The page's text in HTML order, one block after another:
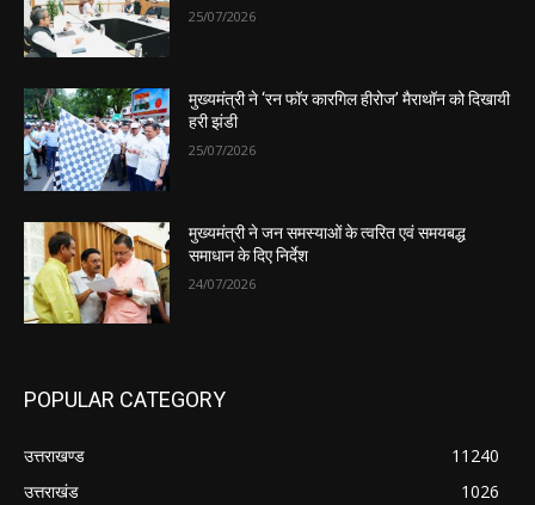
25/07/2026
मुख्यमंत्री ने ‘रन फॉर कारगिल हीरोज’ मैराथॉन को दिखायी
हरी झंडी
25/07/2026
मुख्यमंत्री ने जन समस्याओं के त्वरित एवं समयबद्ध
समाधान के दिए निर्देश
24/07/2026
POPULAR CATEGORY
उत्तराखण्ड
11240
उत्तराखंड
1026